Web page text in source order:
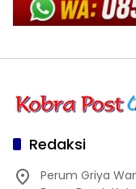
Redaksi
Perum Griya